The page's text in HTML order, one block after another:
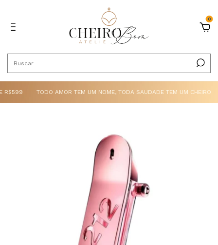
0
TODO AMOR TEM UM NOME, TODA SAUDADE TEM UM CHEIRO